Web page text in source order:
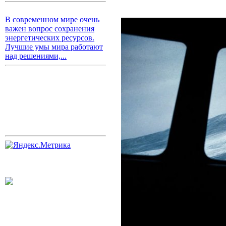
В современном мире очень
важен вопрос сохранения
энергетических ресурсов.
Лучшие умы мира работают
над решениями,...